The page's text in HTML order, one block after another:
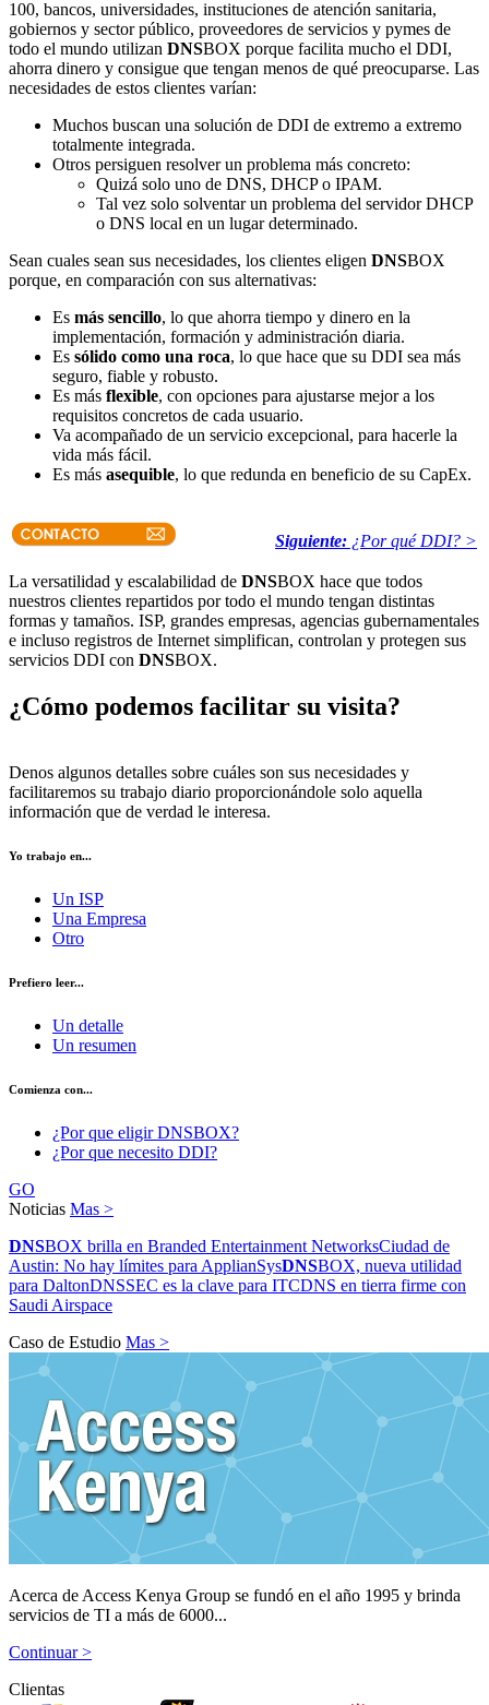
100, bancos, universidades, instituciones de atención sanitaria,
gobiernos y sector público, proveedores de servicios y pymes de
todo el mundo utilizan DNSBOX porque facilita mucho el DDI,
ahorra dinero y consigue que tengan menos de qué preocuparse. Las
necesidades de estos clientes varían:
Muchos buscan una solución de DDI de extremo a extremo
totalmente integrada.
Otros persiguen resolver un problema más concreto:
Quizá solo uno de DNS, DHCP o IPAM.
Tal vez solo solventar un problema del servidor DHCP
o DNS local en un lugar determinado.
Sean cuales sean sus necesidades, los clientes eligen DNSBOX
porque, en comparación con sus alternativas:
Es más sencillo, lo que ahorra tiempo y dinero en la
implementación, formación y administración diaria.
Es sólido como una roca, lo que hace que su DDI sea más
seguro, fiable y robusto.
Es más flexible, con opciones para ajustarse mejor a los
requisitos concretos de cada usuario.
Va acompañado de un servicio excepcional, para hacerle la
vida más fácil.
Es más asequible, lo que redunda en beneficio de su CapEx.
Siguiente: ¿Por qué DDI? >
La versatilidad y escalabilidad de DNSBOX hace que todos
nuestros clientes repartidos por todo el mundo tengan distintas
formas y tamaños. ISP, grandes empresas, agencias gubernamentales
e incluso registros de Internet simplifican, controlan y protegen sus
servicios DDI con DNSBOX.
¿Cómo podemos facilitar su visita?
Denos algunos detalles sobre cuáles son sus necesidades y
facilitaremos su trabajo diario proporcionándole solo aquella
información que de verdad le interesa.
Yo trabajo en...
Un ISP
Una Empresa
Otro
Prefiero leer...
Un detalle
Un resumen
Comienza con...
¿Por que eligir DNSBOX?
¿Por que necesito DDI?
GO
Noticias Mas >
DNSBOX brilla en Branded Entertainment NetworksCiudad de
Austin: No hay límites para ApplianSysDNSBOX, nueva utilidad
para DaltonDNSSEC es la clave para ITCDNS en tierra firme con
Saudi Airspace
Caso de Estudio Mas >
Acerca de Access Kenya Group se fundó en el año 1995 y brinda
servicios de TI a más de 6000...
Continuar >
Clientas